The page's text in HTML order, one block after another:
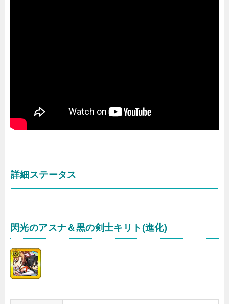
詳細ステータス
閃光のアスナ＆黒の剣士キリト(進化)